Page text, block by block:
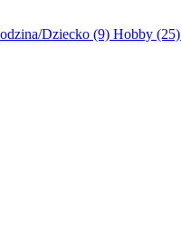
Dziecko (9) Hobby (25)